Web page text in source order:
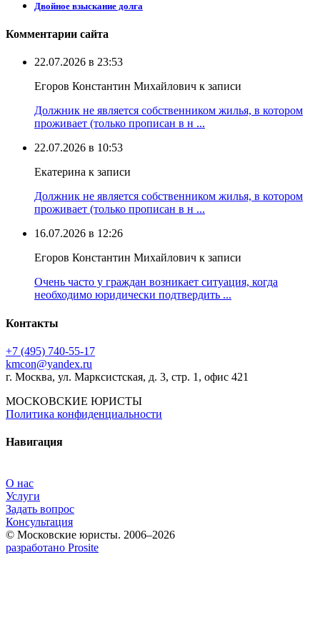
Двойное взыскание долга
Комментарии сайта
22.07.2026 в 23:53
Егоров Константин Михайлович к записи
Должник не является собственником жилья, в котором
проживает (только прописан в н ...
22.07.2026 в 10:53
Екатерина к записи
Должник не является собственником жилья, в котором
проживает (только прописан в н ...
16.07.2026 в 12:26
Егоров Константин Михайлович к записи
Очень часто у граждан возникает ситуация, когда
необходимо юридически подтвердить ...
Контакты
+7 (495) 740‑55‑17
kmcon@yandex.ru
г. Москва, ул. Марксистская, д. 3, стр. 1, офис 421
МОСКОВСКИЕ ЮРИСТЫ
Политика конфиденциальности
Навигация
О нас
Услуги
Задать вопрос
Консультация
© Московские юристы. 2006–2026
разработано Prosite